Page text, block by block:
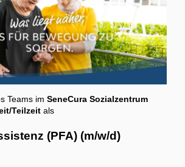
Teams im SeneCura Sozialzentrum
Teilzeit als
(PFA) (m/w/d)